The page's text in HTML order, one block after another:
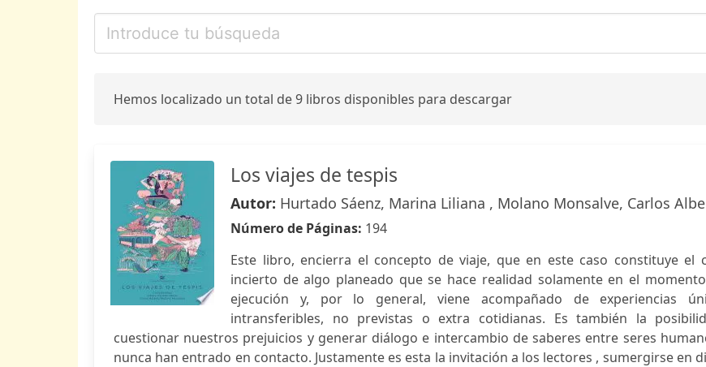
Hemos localizado un total de 9 libros disponibles para descargar
Los viajes de tespis
Autor: Hurtado Sáenz, Marina Liliana , Molano Monsalve, Carlos
Número de Páginas: 194
Este libro, encierra el concepto de viaje, que en este caso constituye el
incierto de algo planeado que se hace realidad solamente en el
ejecución y, por lo general, viene acompañado de experiencias
intransferibles, no previstas o extra cotidianas. Es también la
cuestionar nuestros prejuicios y generar diálogo e intercambio de saberes entre seres
nunca han entrado en contacto. Justamente es esta la invitación a los lectores , sumergirse en